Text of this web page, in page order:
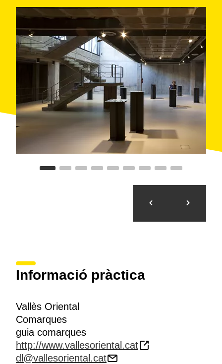
Informació pràctica
Vallès Oriental
Comarques
guia comarques
http://www.vallesoriental.cat
dl@vallesoriental.cat